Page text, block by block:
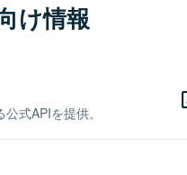
け情報
式APIを提供。